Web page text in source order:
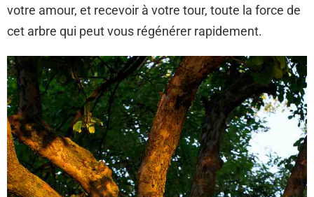
votre amour, et recevoir à votre tour, toute la force de
cet arbre qui peut vous régénérer rapidement.